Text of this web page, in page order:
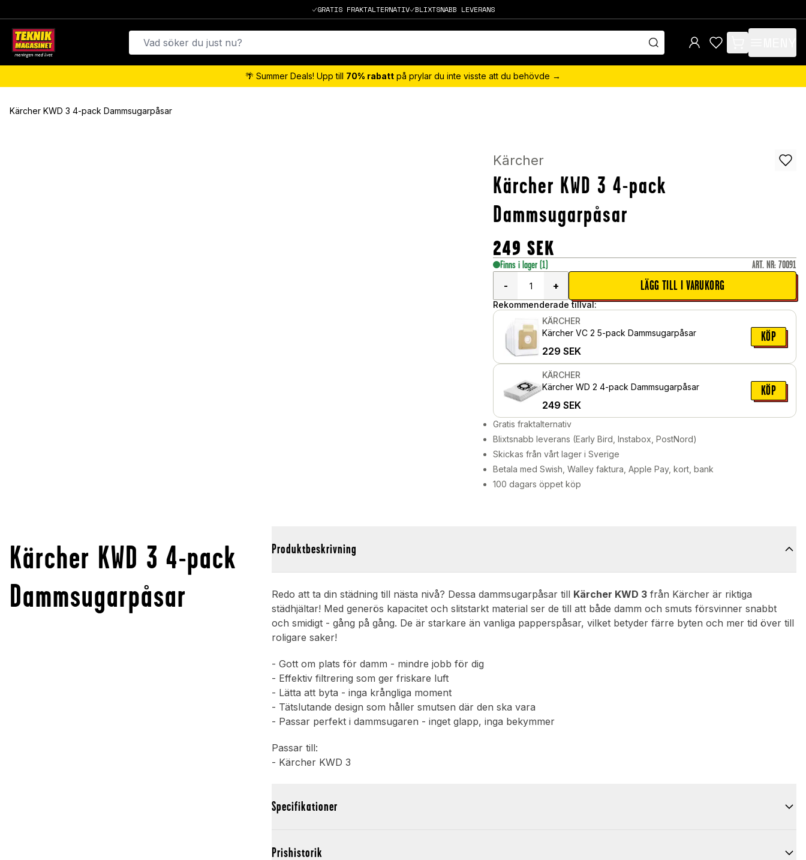
GRATIS FRAKTALTERNATIV BLIXTSNABB LEVERANS
items in cart, view
🌴 Summer Deals! Upp till 70% rabatt på prylar du inte visste att du behövde →
Kärcher KWD 3 4-pack Dammsugarpåsar
Kärcher
Kärcher KWD 3 4-pack
Dammsugarpåsar
249 SEK
Finns i lager (1) ART. NR: 70091
-
+ LÄGG TILL I VARUKORG
Rekommenderade tillval:
KÄRCHER
Kärcher VC 2 5-pack Dammsugarpåsar
229 SEK
KÖP
KÄRCHER
Kärcher WD 2 4-pack Dammsugarpåsar
249 SEK
KÖP
Gratis fraktalternativ
Blixtsnabb leverans (Early Bird, Instabox, PostNord)
Skickas från vårt lager i Sverige
Betala med Swish, Walley faktura, Apple Pay, kort, bank
100 dagars öppet köp
Kärcher KWD 3 4-pack
Dammsugarpåsar
Produktbeskrivning
Redo att ta din städning till nästa nivå? Dessa dammsugarpåsar till Kärcher KWD 3 från Kärcher är riktiga
städhjältar! Med generös kapacitet och slitstarkt material ser de till att både damm och smuts försvinner snabbt
och smidigt - gång på gång. De är starkare än vanliga papperspåsar, vilket betyder färre byten och mer tid över till
roligare saker!
- Gott om plats för damm - mindre jobb för dig
- Effektiv filtrering som ger friskare luft
- Lätta att byta - inga krångliga moment
- Tätslutande design som håller smutsen där den ska vara
- Passar perfekt i dammsugaren - inget glapp, inga bekymmer
Passar till:
- Kärcher KWD 3
Specifikationer
Prishistorik